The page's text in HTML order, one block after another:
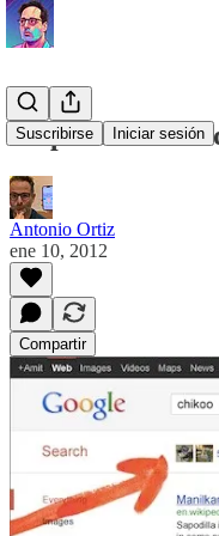
Suscribirse Iniciar sesión
La plusificación
Antonio Ortiz
ene 10, 2012
Compartir